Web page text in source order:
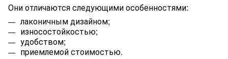
Они отличаются следующими особенностями:
лаконичным дизайном;
износостойкостью;
удобством;
приемлемой стоимостью.